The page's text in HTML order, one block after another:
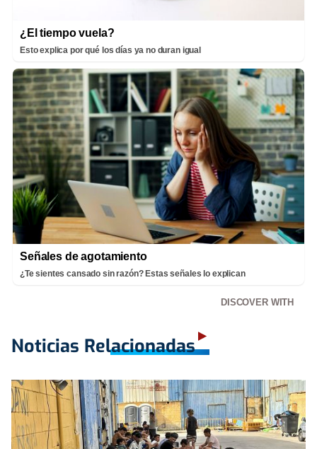
¿El tiempo vuela?
Esto explica por qué los días ya no duran igual
Señales de agotamiento
¿Te sientes cansado sin razón? Estas señales lo explican
DISCOVER WITH
Noticias Relacionadas